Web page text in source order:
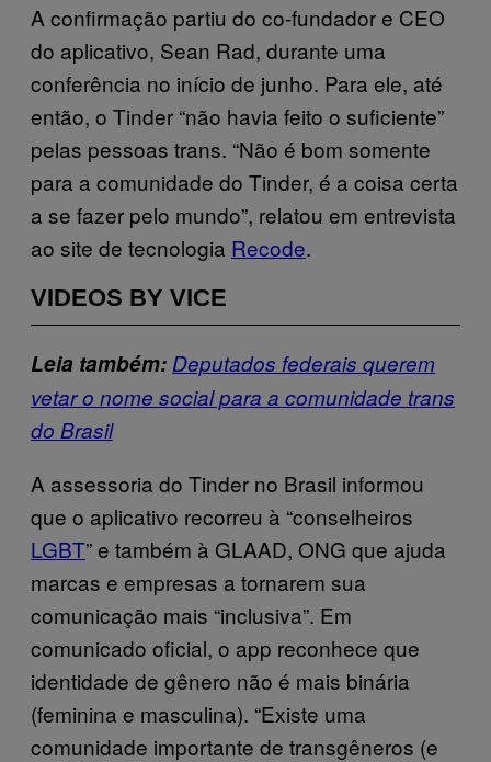
A confirmação partiu do co-fundador e CEO
do aplicativo, Sean Rad, durante uma
conferência no início de junho. Para ele, até
então, o Tinder “não havia feito o suficiente”
pelas pessoas trans. “Não é bom somente
para a comunidade do Tinder, é a coisa certa
a se fazer pelo mundo”, relatou em entrevista
ao site de tecnologia Recode.
VIDEOS BY VICE
Leia também: Deputados federais querem
vetar o nome social para a comunidade trans
do Brasil
A assessoria do Tinder no Brasil informou
que o aplicativo recorreu à “conselheiros
LGBT” e também à GLAAD, ONG que ajuda
marcas e empresas a tornarem sua
comunicação mais “inclusiva”. Em
comunicado oficial, o app reconhece que
identidade de gênero não é mais binária
(feminina e masculina). “Existe uma
comunidade importante de transgêneros (e